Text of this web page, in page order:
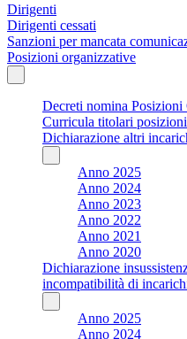
Dirigenti
Dirigenti cessati
Sanzioni per mancata
Posizioni organizzative
Decreti nomina Posizioni
Curricula titolari
Dichiarazione altri
Anno 2025
Anno 2024
Anno 2023
Anno 2022
Anno 2021
Anno 2020
Dichiarazione
incompatibilità di
Anno 2025
Anno 2024